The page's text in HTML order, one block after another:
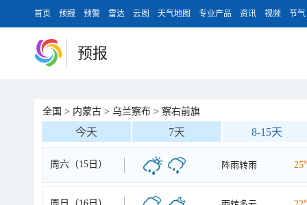
首页 预报 预警 雷达 云图 天气地图 专业产品 资讯 视频 节气
预报
全国 > 内蒙古 > 乌兰察布 > 察右前旗
今天 7天 8-15天
周六（15日） 阵雨转雨